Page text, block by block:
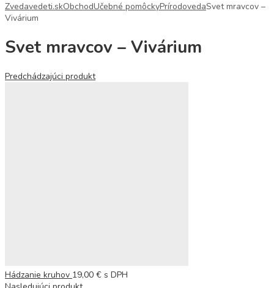
Zvedavedeti.skObchodUčebné pomôckyPrírodovedaSvet mravcov –
Vivárium
Svet mravcov – Vivárium
Predchádzajúci produkt
Hádzanie kruhov 19,00 € s DPH